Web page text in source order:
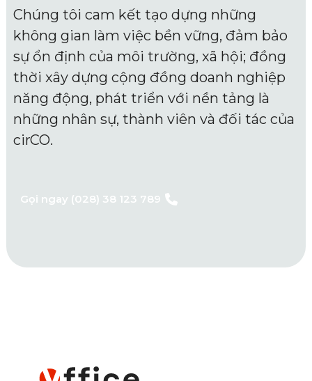
Chúng tôi cam kết tạo dựng những
không gian làm việc bền vững, đảm bảo
sự ổn định của môi trường, xã hội; đồng
thời xây dựng cộng đồng doanh nghiệp
năng động, phát triển với nền tảng là
những nhân sự, thành viên và đối tác của
cirCO.
Gọi ngay (028) 38 123 789